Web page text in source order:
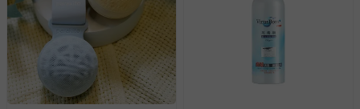
商品實際的配達日期，可於訂單個人資料內的查詢訂單內，
已出貨通知之訊息為主。
如您收到商品，請依正常流程檢查是否完好，若商品遇瑕疵
情形，您可申請更換新品或退貨，請見：
退貨的辦理流程
若您對於會員帳號、商品訂購與資訊、購物流程、付款方